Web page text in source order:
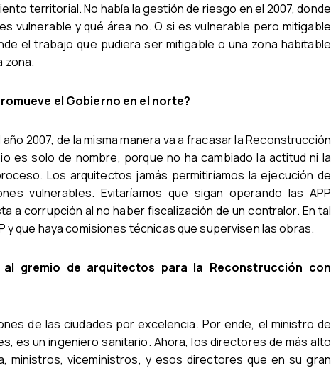
territorial. No había la gestión de riesgo en el 2007, donde
vulnerable y qué área no. O si es vulnerable pero mitigable
el trabajo que pudiera ser mitigable o una zona habitable
zona.
el Gobierno en el norte?
2007, de la misma manera va a fracasar la Reconstrucción
es solo de nombre, porque no ha cambiado la actitud ni la
Los arquitectos jamás permitiríamos la ejecución de
vulnerables. Evitaríamos que sigan operando las APP
a corrupción al no haber fiscalización de un contralor. En tal
y que haya comisiones técnicas que supervisen las obras.
gremio de arquitectos para la Reconstrucción con
de las ciudades por excelencia. Por ende, el ministro de
es un ingeniero sanitario. Ahora, los directores de más alto
ministros, viceministros, y esos directores que en su gran